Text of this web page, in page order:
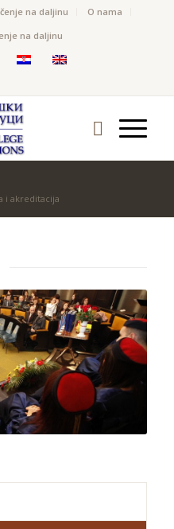
na daljinu
O nama
na daljinu
i akreditacija